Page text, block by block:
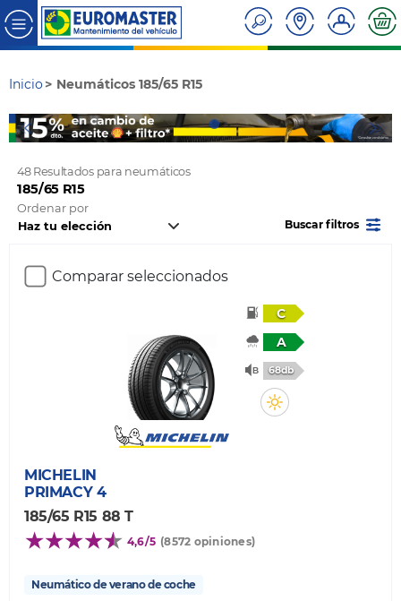
Inicio Neumáticos 185/65 R15
48 Resultados para neumáticos
185/65 R15
Ordenar por
Buscar filtros
Comparar seleccionados
C
A
68db
MICHELIN
PRIMACY 4
185/65 R15 88 T
4,6/5 (8572 opiniones)
Neumático de verano de coche